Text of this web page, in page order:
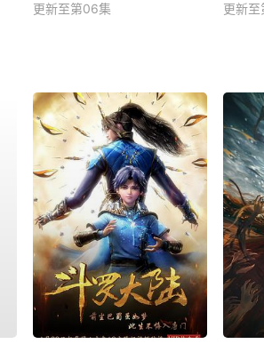
更新至第06集
更新